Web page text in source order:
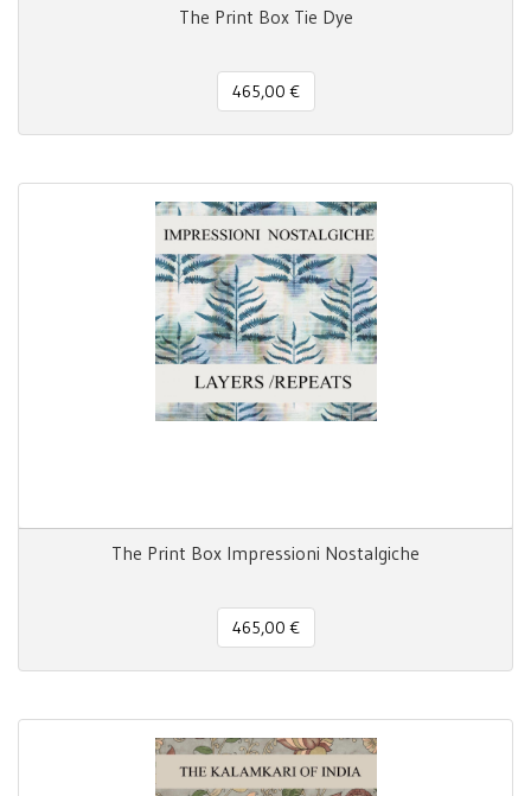
The Print Box Tie Dye
465,00 €
The Print Box Impressioni Nostalgiche
465,00 €